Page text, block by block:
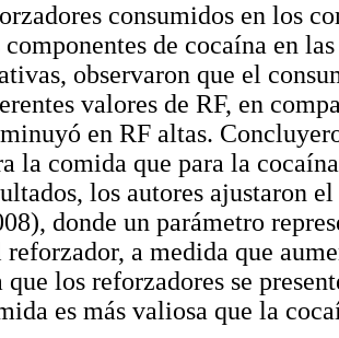
consumidos en los
componentes de cocaína en
observaron que el
valores de RF, en
en RF altas.
la comida que para la
los autores ajustaron
donde un parámetro
reforzador, a medida que
que los reforzadores se
es más valiosa que la